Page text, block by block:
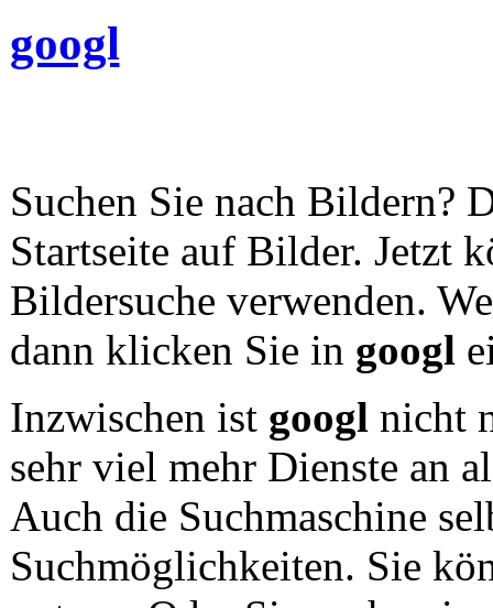
googl
Suchen Sie nach Bildern?
Startseite auf Bilder. Jetzt
Bildersuche verwenden.
dann klicken Sie in googl
Inzwischen ist googl nicht
sehr viel mehr Dienste an
Auch die Suchmaschine
Suchmöglichkeiten. Sie